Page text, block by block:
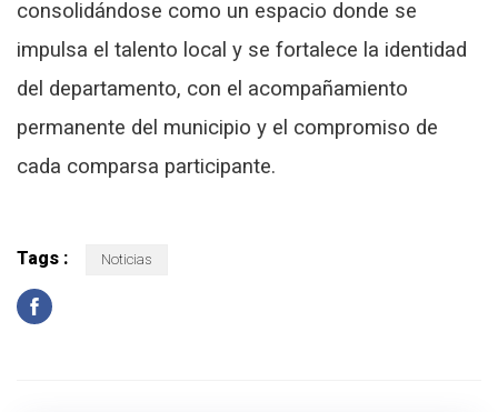
consolidándose como un espacio donde se
impulsa el talento local y se fortalece la identidad
del departamento, con el acompañamiento
permanente del municipio y el compromiso de
cada comparsa participante.
Tags : Noticias